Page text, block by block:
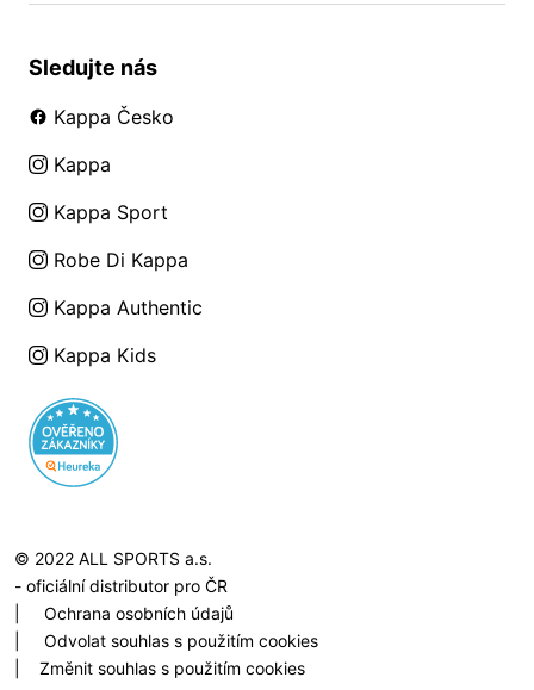
Sledujte nás
Kappa Česko
Kappa
Kappa Sport
Robe Di Kappa
Kappa Authentic
Kappa Kids
© 2022 ALL SPORTS a.s.
- oficiální distributor pro ČR
Ochrana osobních údajů
Odvolat souhlas s použitím cookies
Změnit souhlas s použitím cookies